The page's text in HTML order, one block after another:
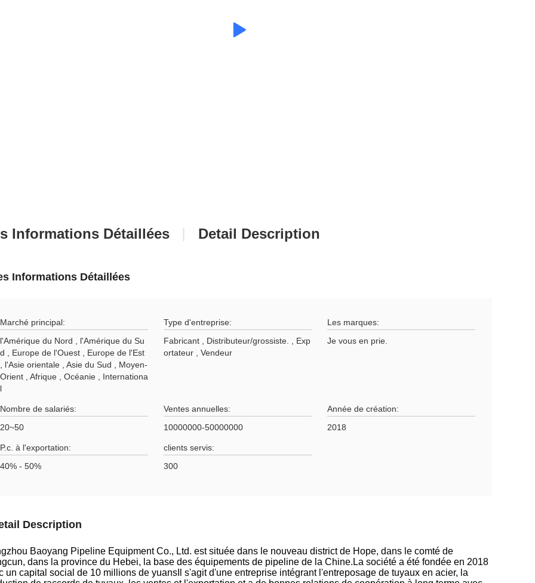
Informations Détaillées Detail Description
Informations Détaillées
Marché principal:
l'Amérique du Nord , l'Amérique du Su
d , Europe de l'Ouest , Europe de l'Est
, l'Asie orientale , Asie du Sud , Moyen-
Orient , Afrique , Océanie , Internationa
l
Type d'entreprise:
Fabricant , Distributeur/grossiste. , Exp
ortateur , Vendeur
Les marques:
Je vous en prie.
Nombre de salariés:
20~50
Ventes annuelles:
10000000-50000000
Année de création:
2018
P.c. à l'exportation:
40% - 50%
clients servis:
300
Description
Baoyang Pipeline Equipment Co., Ltd. est située dans le nouveau district de Hope, dans le comté de
dans la province du Hebei, la base des équipements de pipeline de la Chine.La société a été fondée en 2018
un capital social de 10 millions de yuansIl s'agit d'une entreprise intégrant l'entreposage de tuyaux en acier, la